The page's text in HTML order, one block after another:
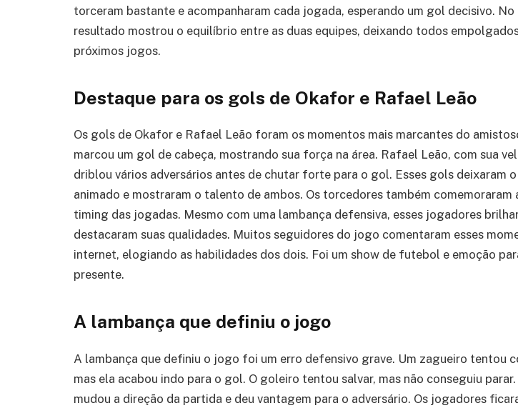
torceram bastante e acompanharam cada jogada, esperando um gol decisivo. No
resultado mostrou o equilíbrio entre as duas equipes, deixando todos
próximos jogos.
Destaque para os gols de Okafor e Rafael Leão
Os gols de Okafor e Rafael Leão foram os momentos mais marcantes do
marcou um gol de cabeça, mostrando sua força na área. Rafael Leão, com sua
driblou vários adversários antes de chutar forte para o gol. Esses gols deixaram
animado e mostraram o talento de ambos. Os torcedores também comemoraram
timing das jogadas. Mesmo com uma lambança defensiva, esses jogadores
destacaram suas qualidades. Muitos seguidores do jogo comentaram esses
internet, elogiando as habilidades dos dois. Foi um show de futebol e emoção
presente.
A lambança que definiu o jogo
A lambança que definiu o jogo foi um erro defensivo grave. Um zagueiro tentou
mas ela acabou indo para o gol. O goleiro tentou salvar, mas não conseguiu
mudou a direção da partida e deu vantagem para o adversário. Os jogadores